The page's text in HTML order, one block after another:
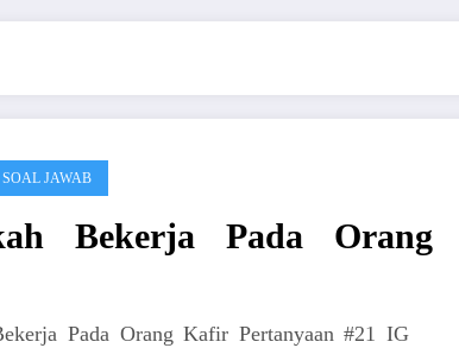
JAWAB
Bekerja Pada Orang
Pada Orang Kafir Pertanyaan #21 IG